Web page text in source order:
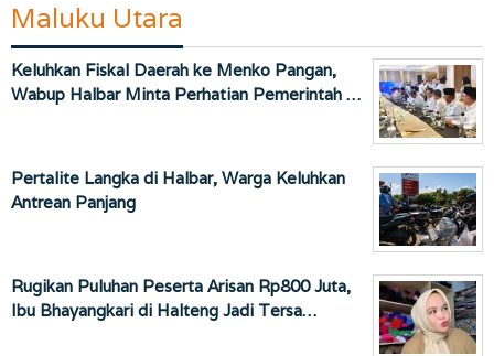
Maluku Utara
Keluhkan Fiskal Daerah ke Menko Pangan,
Wabup Halbar Minta Perhatian Pemerintah …
Pertalite Langka di Halbar, Warga Keluhkan
Antrean Panjang
Rugikan Puluhan Peserta Arisan Rp800 Juta,
Ibu Bhayangkari di Halteng Jadi Tersa…